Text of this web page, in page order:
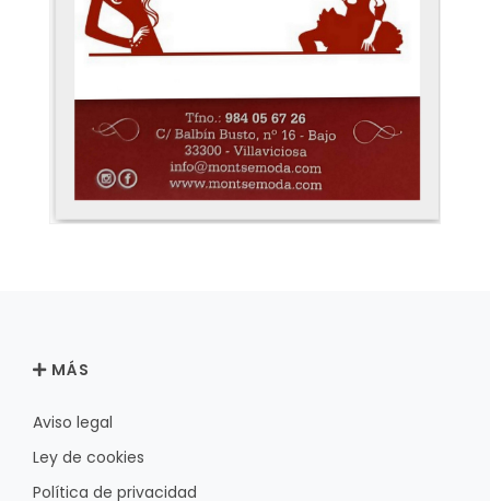
MÁS
Aviso legal
Ley de cookies
Política de privacidad